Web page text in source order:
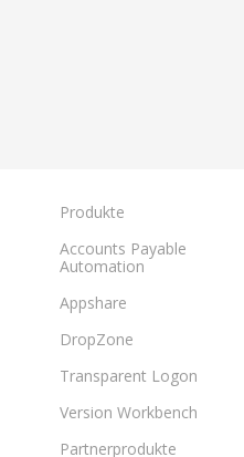
Produkte
Accounts Payable
Automation
Appshare
DropZone
Transparent Logon
Version Workbench
Partnerprodukte